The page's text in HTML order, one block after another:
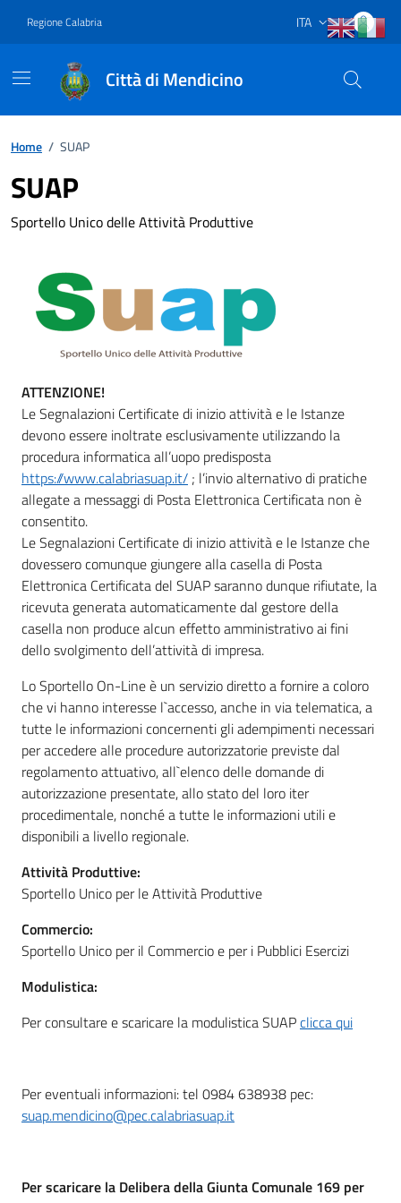
Regione Calabria Lingua attiva:
ITA
Città di Mendicino
Home / SUAP
SUAP
Sportello Unico delle Attività Produttive
ATTENZIONE!
Le Segnalazioni Certificate di inizio attività e le Istanze
devono essere inoltrate esclusivamente utilizzando la
procedura informatica all’uopo predisposta
https://www.calabriasuap.it/ ; l’invio alternativo di pratiche
allegate a messaggi di Posta Elettronica Certificata non è
consentito.
Le Segnalazioni Certificate di inizio attività e le Istanze che
dovessero comunque giungere alla casella di Posta
Elettronica Certificata del SUAP saranno dunque rifiutate, la
ricevuta generata automaticamente dal gestore della
casella non produce alcun effetto amministrativo ai fini
dello svolgimento dell’attività di impresa.
Lo Sportello On-Line è un servizio diretto a fornire a coloro
che vi hanno interesse l`accesso, anche in via telematica, a
tutte le informazioni concernenti gli adempimenti necessari
per accedere alle procedure autorizzatorie previste dal
regolamento attuativo, all`elenco delle domande di
autorizzazione presentate, allo stato del loro iter
procedimentale, nonché a tutte le informazioni utili e
disponibili a livello regionale.
Attività Produttive:
Sportello Unico per le Attività Produttive
Commercio:
Sportello Unico per il Commercio e per i Pubblici Esercizi
Modulistica:
Per consultare e scaricare la modulistica SUAPclicca qui
Per eventuali informazioni: tel 0984 638938 pec:
suap.mendicino@pec.calabriasuap.it
Per scaricare la Delibera della Giunta Comunale 169 per